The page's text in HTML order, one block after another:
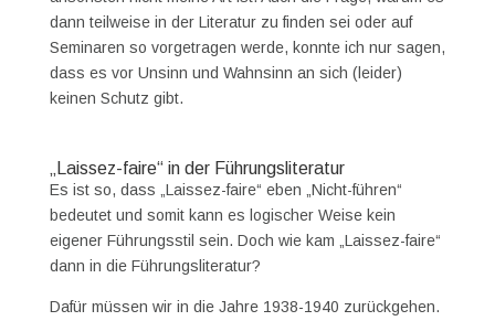
dann teilweise in der Literatur zu finden sei oder auf
Seminaren so vorgetragen werde, konnte ich nur sagen,
dass es vor Unsinn und Wahnsinn an sich (leider)
keinen Schutz gibt.
„Laissez-faire“ in der Führungsliteratur
Es ist so, dass „Laissez-faire“ eben „Nicht-führen“
bedeutet und somit kann es logischer Weise kein
eigener Führungsstil sein. Doch wie kam „Laissez-faire“
dann in die Führungsliteratur?
Dafür müssen wir in die Jahre 1938-1940 zurückgehen.